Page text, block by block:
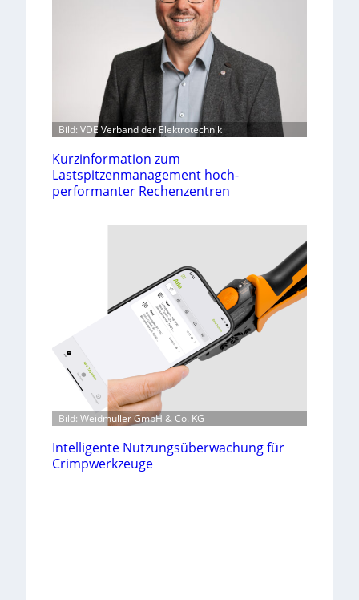
Bild: VDE Verband der Elektrotechnik
Kurzinformation zum
Lastspitzenmanagement hoch-
performanter Rechenzentren
Bild: Weidmüller GmbH & Co. KG
Intelligente Nutzungsüberwachung für
Crimpwerkzeuge